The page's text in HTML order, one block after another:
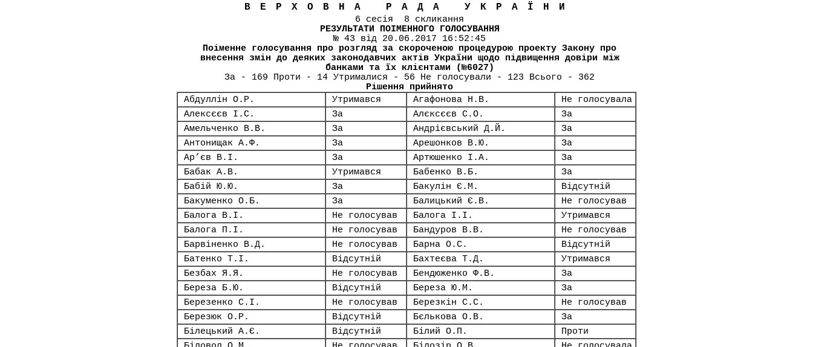
ВЕРХОВНА РАДА УКРАЇНИ
6 сесія 8 скликання
РЕЗУЛЬТАТИ ПОІМЕННОГО ГОЛОСУВАННЯ
№ 43 від 20.06.2017 16:52:45
Поіменне голосування про розгляд за скороченою процедурою проекту Закону про
внесення змін до деяких законодавчих актів України щодо підвищення довіри між
банками та їх клієнтами (№6027)
За - 169 Проти - 14 Утрималися - 56 Не голосували - 123 Всього - 362
Рішення прийнято
Абдуллін О.Р.
Утримався Агафонова Н.В.
Не голосувала
Алексєєв І.С.
За Алєксєєв С.О.
За
Амельченко В.В.
За Андрієвський Д.Й.
За
Антонищак А.Ф.
За Арешонков В.Ю.
За
Ар’єв В.І.
За Артюшенко І.А.
За
Бабак А.В.
Утримався Бабенко В.Б.
За
Бабій Ю.Ю.
За Бакулін Є.М.
Відсутній
Бакуменко О.Б.
За Балицький Є.В.
Не голосував
Балога В.І.
Не голосував Балога І.І.
Утримався
Балога П.І.
Не голосував Бандуров В.В.
Не голосував
Барвіненко В.Д.
Не голосував Барна О.С.
Відсутній
Батенко Т.І.
Відсутній Бахтеєва Т.Д.
Утримався
Безбах Я.Я.
Не голосував Бендюженко Ф.В.
За
Береза Б.Ю.
Відсутній Береза Ю.М.
За
Березенко С.І.
Не голосував Березкін С.С.
Не голосував
Березюк О.Р.
Відсутній Бєлькова О.В.
За
Білецький А.Є.
Відсутній Білий О.П.
Проти